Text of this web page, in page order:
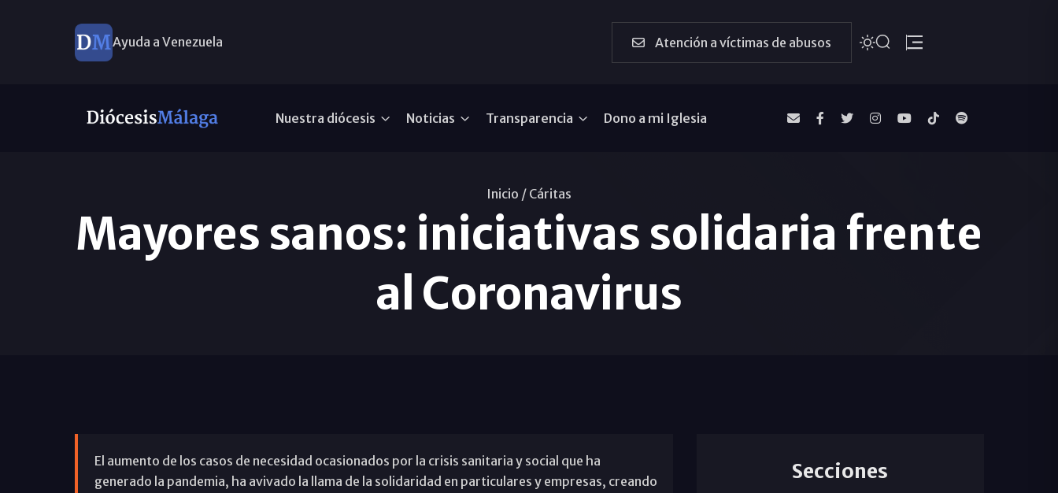
Ayuda a Venezuela Atención a víctimas de abusos
Nuestra diócesis Noticias Transparencia Dono a mi Iglesia
Inicio / Cáritas
Mayores sanos: iniciativas solidaria frente
al Coronavirus
El aumento de los casos de necesidad ocasionados por la crisis sanitaria y social que ha
generado la pandemia, ha avivado la llama de la solidaridad en particulares y empresas, creando
Secciones